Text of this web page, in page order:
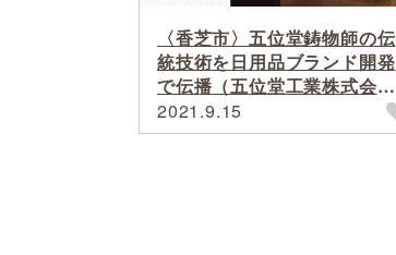
〈香芝市〉五位堂鋳物師の伝
統技術を日用品ブランド開発
で伝播（五位堂工業株式会社
代）
2021.9.15